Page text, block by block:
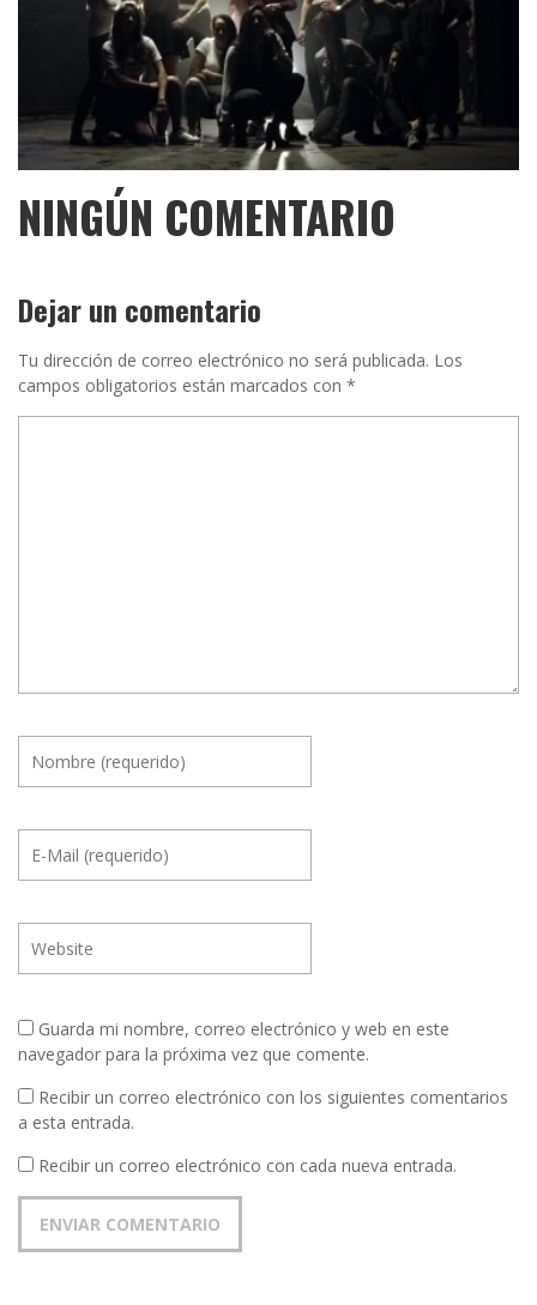
NINGÚN COMENTARIO
Dejar un comentario
Tu dirección de correo electrónico no será publicada. Los
campos obligatorios están marcados con *
Guarda mi nombre, correo electrónico y web en este
navegador para la próxima vez que comente.
Recibir un correo electrónico con los siguientes comentarios
a esta entrada.
Recibir un correo electrónico con cada nueva entrada.